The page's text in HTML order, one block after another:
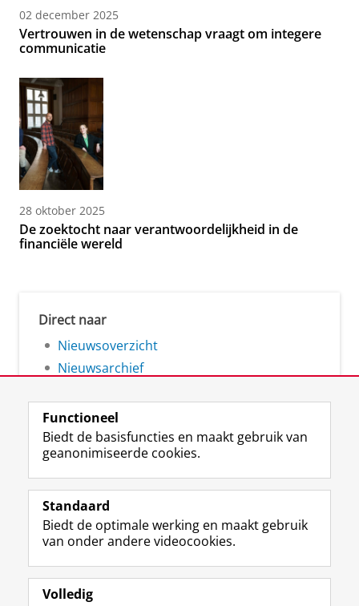
02 december 2025
Vertrouwen in de wetenschap vraagt om integere
communicatie
28 oktober 2025
De zoektocht naar verantwoordelijkheid in de
financiële wereld
Direct naar
Nieuwsoverzicht
Nieuwsarchief
Volg de RUG
F
a
e
b
o
L
i
k
e
I
R
S
-
f
e
I
n
t
r
Y
o
T
e
Studiekiezers
Alumni
Functioneel
Biedt de basisfuncties en maakt gebruik van
geanonimiseerde cookies.
Standaard
Biedt de optimale werking en maakt gebruik
van onder andere videocookies.
Volledig